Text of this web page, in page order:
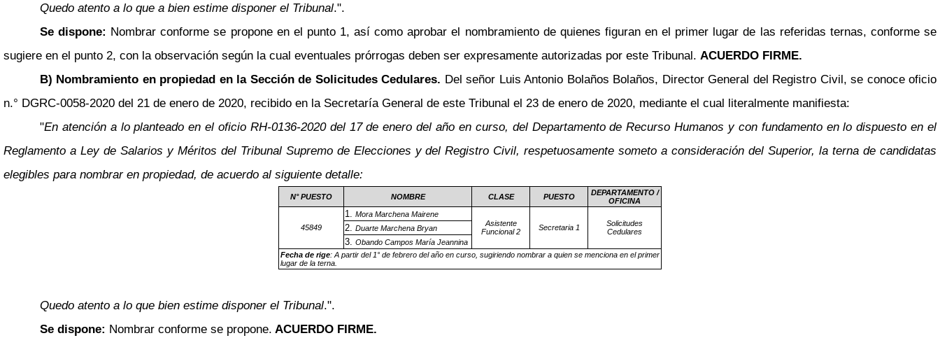
Quedo atento a lo que a bien estime disponer el Tribunal.".
Se dispone: Nombrar conforme se propone en el punto 1, así como aprobar el nombramiento de quienes figuran en el primer lugar de las referidas ternas, conforme se
sugiere en el punto 2, con la observación según la cual eventuales prórrogas deben ser expresamente autorizadas por este Tribunal. ACUERDO FIRME.
B) Nombramiento en propiedad en la Sección de Solicitudes Cedulares. Del señor Luis Antonio Bolaños Bolaños, Director General del Registro Civil, se conoce oficio
n.° DGRC-0058-2020 del 21 de enero de 2020, recibido en la Secretaría General de este Tribunal el 23 de enero de 2020, mediante el cual literalmente manifiesta:
"En atención a lo planteado en el oficio RH-0136-2020 del 17 de enero del año en curso, del Departamento de Recurso Humanos y con fundamento en lo dispuesto en el
Reglamento a Ley de Salarios y Méritos del Tribunal Supremo de Elecciones y del Registro Civil, respetuosamente someto a consideración del Superior, la terna de candidatas
elegibles para nombrar en propiedad, de acuerdo al siguiente detalle:
N° PUESTO NOMBRE CLASE PUESTO
DEPARTAMENTO /
OFICINA
45849
Mora Marchena Mairene
Asistente
Funcional 2
Secretaria 1
Solicitudes
Cedulares
Duarte Marchena Bryan
Obando Campos María Jeannina
Fecha de rige: A partir del 1° de febrero del año en curso, sugiriendo nombrar a quien se menciona en el primer
lugar de la terna.
Quedo atento a lo que bien estime disponer el Tribunal.".
Se dispone: Nombrar conforme se propone. ACUERDO FIRME.